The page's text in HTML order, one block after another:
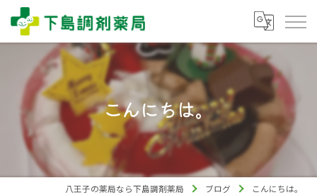
こんにちは。
八王子の薬局なら下島調剤薬局 ブログ こんにちは。